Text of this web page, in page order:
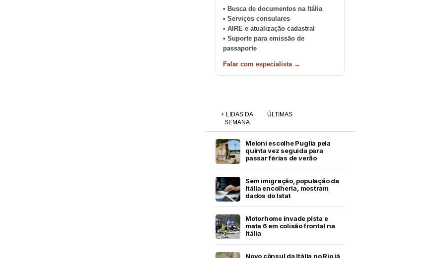
• Busca de documentos na Itália
• Serviços consulares
• AIRE e atualização cadastral
• Suporte para emissão de
passaporte
Falar com especialista →
+ LIDAS DA
SEMANA
ÚLTIMAS
Meloni escolhe Puglia pela
quinta vez seguida para
passar férias de verão
Sem imigração, população da
Itália encolheria, mostram
dados do Istat
Motorhome invade pista e
mata 6 em colisão frontal na
Itália
Novo cônsul da Itália no Rio já